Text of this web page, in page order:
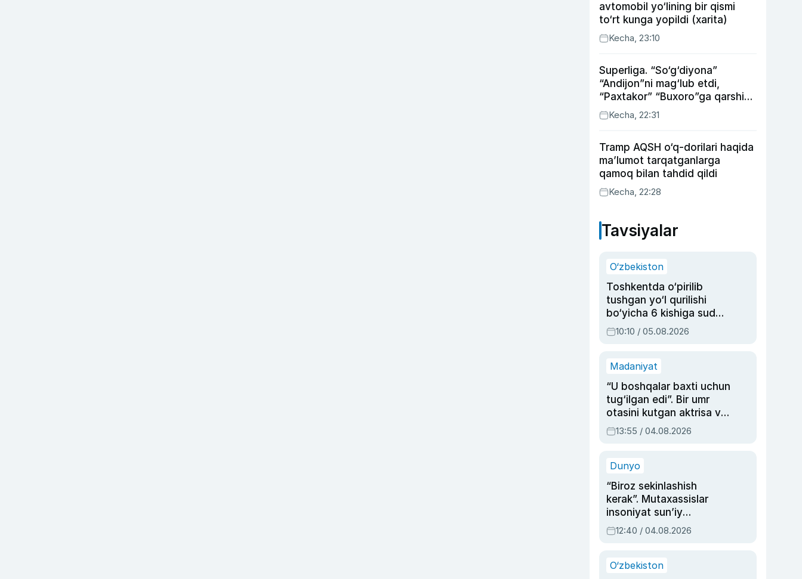
avtomobil yo‘lining bir qismi
to‘rt kunga yopildi (xarita)
Kecha, 23:10
Superliga. “So‘g‘diyona”
“Andijon”ni mag‘lub etdi,
“Paxtakor” “Buxoro”ga qarshi
bahsda g‘alabani qo‘ldan
chiqardi
Kecha, 22:31
Tramp AQSH o‘q-dorilari haqida
ma’lumot tarqatganlarga
qamoq bilan tahdid qildi
Kecha, 22:28
Tavsiyalar
O‘zbekiston
Toshkentda o‘pirilib
tushgan yo‘l qurilishi
bo‘yicha 6 kishiga sud
hukmi o‘qildi
10:10 / 05.08.2026
Madaniyat
“U boshqalar baxti uchun
tug‘ilgan edi”. Bir umr
otasini kutgan aktrisa va
dublyaj ustasi Rimma
Ahmedovaning
13:55 / 04.08.2026
Dunyo
“Biroz sekinlashish
kerak”. Mutaxassislar
insoniyat sun’iy
intellektni boshqara
olmay qolishidan xavotir
12:40 / 04.08.2026
O‘zbekiston